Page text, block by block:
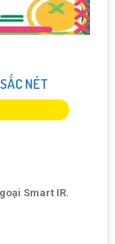
NÉT
Smart IR.